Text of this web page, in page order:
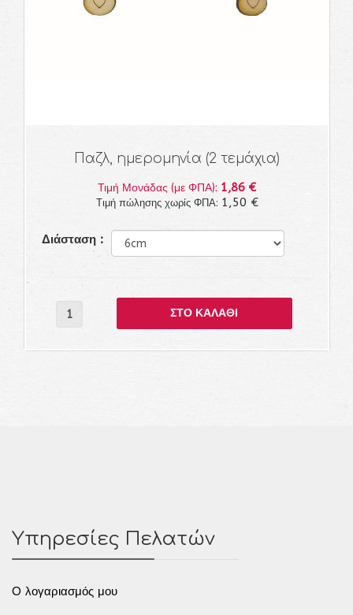
Παζλ, ημερομηνία (2 τεμάχια)
Τιμή Μονάδας (με ΦΠΑ): 1,86 €
Τιμή πώλησης χωρίς ΦΠΑ: 1,50 €
Διάσταση :
Υπηρεσίες Πελατών
O λογαριασμός μου